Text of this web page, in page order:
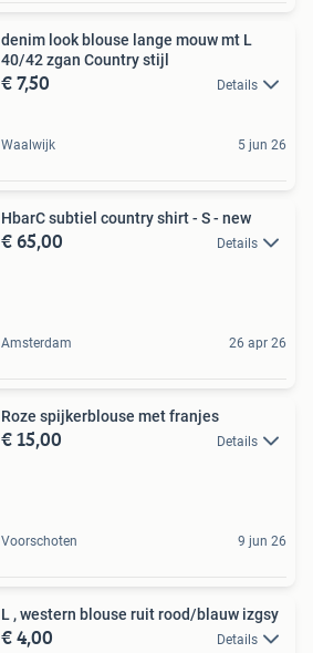
denim look blouse lange mouw mt L
40/42 zgan Country stijl
€ 7,50 Details
Waalwijk 5 jun 26
HbarC subtiel country shirt - S - new
€ 65,00 Details
Amsterdam 26 apr 26
Roze spijkerblouse met franjes
€ 15,00 Details
Voorschoten 9 jun 26
L , western blouse ruit rood/blauw izgsy
€ 4,00 Details